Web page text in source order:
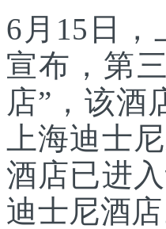
6月15日
宣布，第
店”，该酒
上海迪士
酒店已进
迪士尼酒店